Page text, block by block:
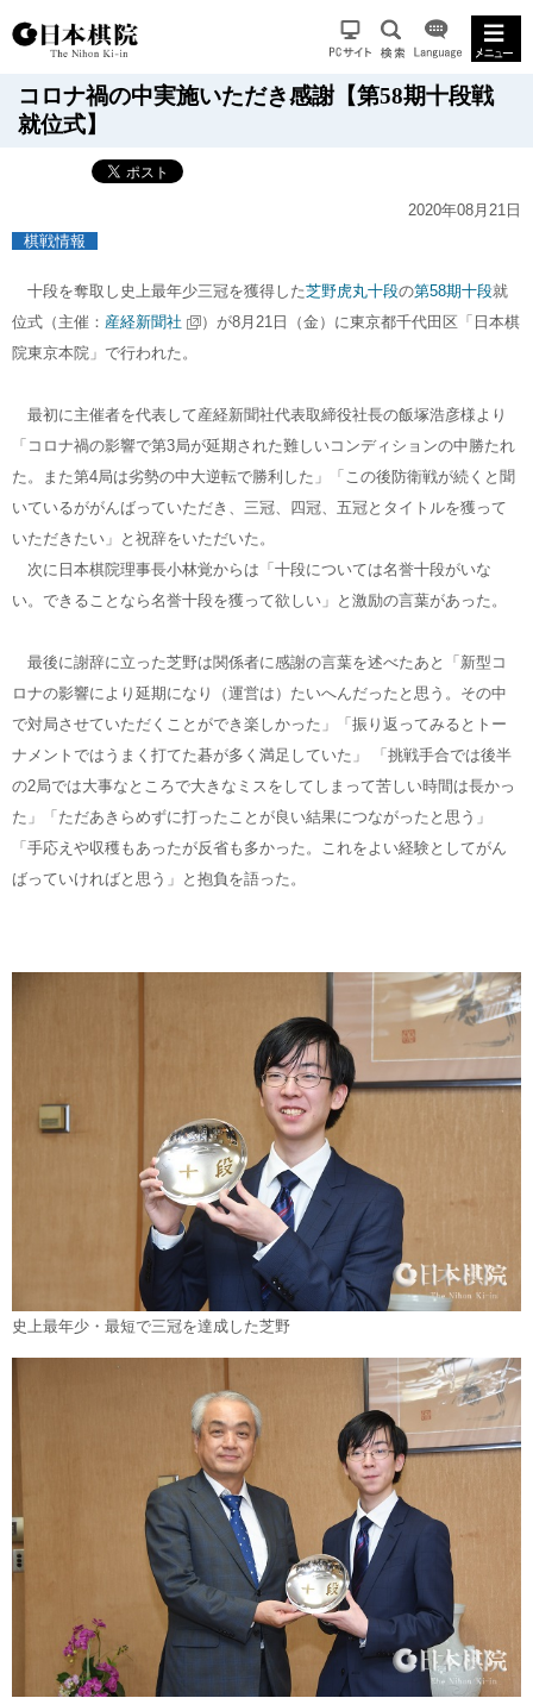
コロナ禍の中実施いただき感謝【第58期十段戦
就位式】
2020年08月21日
棋戦情報
十段を奪取し史上最年少三冠を獲得した芝野虎丸十段の第58期十段就
位式（主催： 産経新聞社
）が8月21日（金）に東京都千代田区「日本棋
院東京本院」で行われた。
最初に主催者を代表して産経新聞社代表取締役社長の飯塚浩彦様より
「コロナ禍の影響で第3局が延期された難しいコンディションの中勝たれ
た。また第4局は劣勢の中大逆転で勝利した」「この後防衛戦が続くと聞
いているががんばっていただき、三冠、四冠、五冠とタイトルを獲って
いただきたい」と祝辞をいただいた。
次に日本棋院理事長小林覚からは「十段については名誉十段がいな
い。できることなら名誉十段を獲って欲しい」と激励の言葉があった。
最後に謝辞に立った芝野は関係者に感謝の言葉を述べたあと「新型コ
ロナの影響により延期になり（運営は）たいへんだったと思う。その中
で対局させていただくことができ楽しかった」「振り返ってみるとトー
ナメントではうまく打てた碁が多く満足していた」 「挑戦手合では後半
の2局では大事なところで大きなミスをしてしまって苦しい時間は長かっ
た」「ただあきらめずに打ったことが良い結果につながったと思う」
「手応えや収穫もあったが反省も多かった。これをよい経験としてがん
ばっていければと思う」と抱負を語った。
史上最年少・最短で三冠を達成した芝野